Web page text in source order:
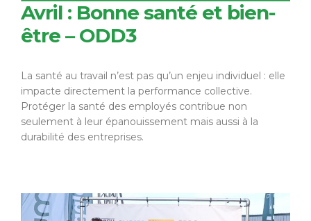
Avril : Bonne santé et bien-
être – ODD3
La santé au travail n’est pas qu’un enjeu individuel : elle
impacte directement la performance collective.
Protéger la santé des employés contribue non
seulement à leur épanouissement mais aussi à la
durabilité des entreprises.